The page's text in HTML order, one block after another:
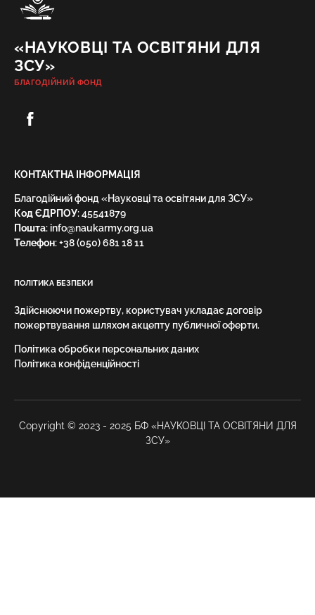
«НАУКОВЦІ ТА ОСВІТЯНИ ДЛЯ
ЗСУ»
БЛАГОДІЙНИЙ ФОНД
КОНТАКТНА ІНФОРМАЦІЯ
Благодійний фонд «Науковці та освітяни для ЗСУ»
Код ЄДРПОУ: 45541879
Пошта: info@naukarmy.org.ua
Телефон:+38 (050) 681 18 11
ПОЛІТИКА БЕЗПЕКИ
Здійснюючи пожертву, користувач укладає договір
пожертвування шляхом акцепту публичної оферти.
Політика обробки персональних даних
Політика конфіденційності
Copyright © 2023 - 2025 БФ «НАУКОВЦІ ТА ОСВІТЯНИ ДЛЯ
ЗСУ»